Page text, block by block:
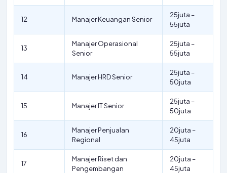
12 Manajer Keuangan Senior
25juta –
55juta
13
Manajer Operasional
Senior
25juta –
55juta
14 Manajer HRD Senior
25juta –
50juta
15 Manajer IT Senior
25juta –
50juta
16
Manajer Penjualan
Regional
20juta –
45juta
17
Manajer Riset dan
Pengembangan
20juta –
45juta